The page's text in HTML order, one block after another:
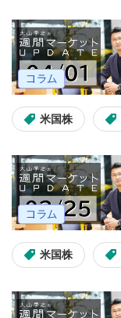
米国株
米国株